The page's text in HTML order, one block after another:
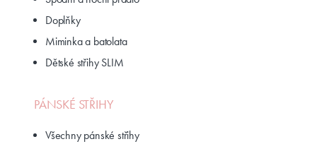
Doplňky
Miminka a batolata
Dětské střihy SLIM
PÁNSKÉ STŘIHY
Všechny pánské střihy